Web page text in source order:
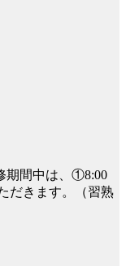
期間中は、①8:00
だきます。（習熟